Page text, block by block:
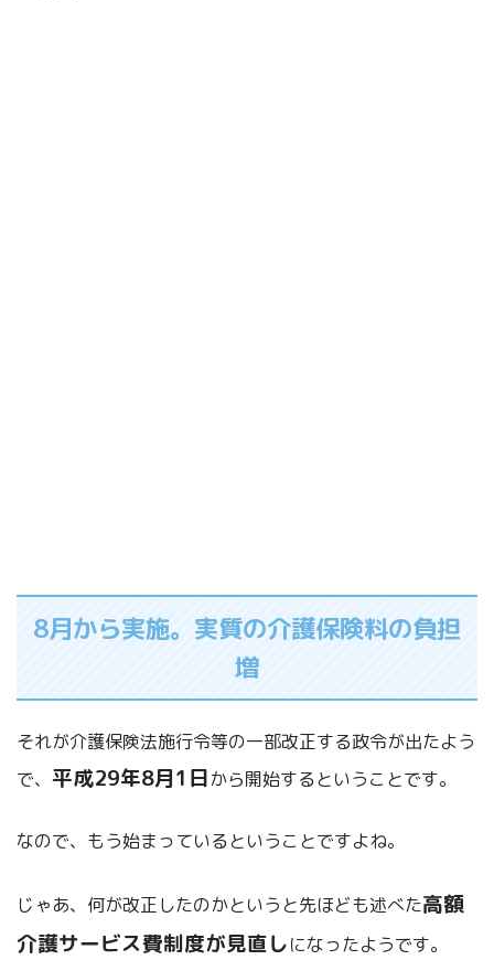
8月から実施。実質の介護保険料の負担
増
それが介護保険法施行令等の一部改正する政令が出たよう
で、 平成29年8月1日から開始するということです。
なので、もう始まっているということですよね。
じゃあ、何が改正したのかというと先ほども述べた高額
介護サービス費制度が見直しになったようです。